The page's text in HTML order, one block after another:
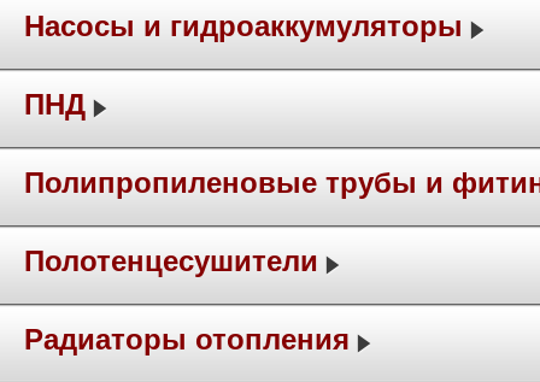
Насосы и гидроаккумуляторы
ПНД
Полипропиленовые трубы и
Полотенцесушители
Радиаторы отопления